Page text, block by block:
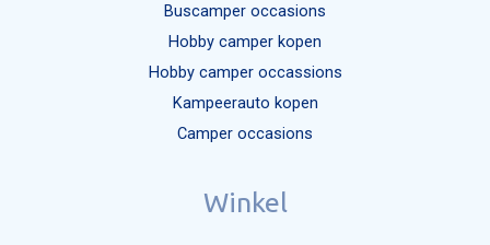
Buscamper occasions
Hobby camper kopen
Hobby camper occassions
Kampeerauto kopen
Camper occasions
Winkel